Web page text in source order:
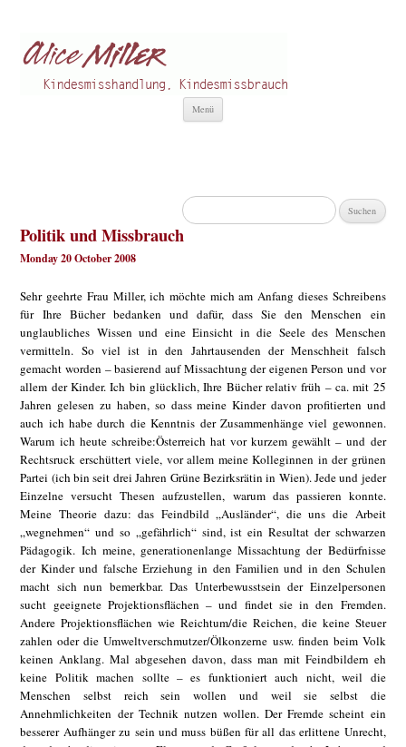
Menü
Suchen
nach:
Politik und Missbrauch
Monday 20 October 2008
Sehr geehrte Frau Miller, ich möchte mich am Anfang dieses Schreibens
für Ihre Bücher bedanken und dafür, dass Sie den Menschen ein
unglaubliches Wissen und eine Einsicht in die Seele des Menschen
vermitteln. So viel ist in den Jahrtausenden der Menschheit falsch
gemacht worden – basierend auf Missachtung der eigenen Person und vor
allem der Kinder. Ich bin glücklich, Ihre Bücher relativ früh – ca. mit 25
Jahren gelesen zu haben, so dass meine Kinder davon profitierten und
auch ich habe durch die Kenntnis der Zusammenhänge viel gewonnen.
Warum ich heute schreibe:Österreich hat vor kurzem gewählt – und der
Rechtsruck erschüttert viele, vor allem meine Kolleginnen in der grünen
Partei (ich bin seit drei Jahren Grüne Bezirksrätin in Wien). Jede und jeder
Einzelne versucht Thesen aufzustellen, warum das passieren konnte.
Meine Theorie dazu: das Feindbild „Ausländer“, die uns die Arbeit
„wegnehmen“ und so „gefährlich“ sind, ist ein Resultat der schwarzen
Pädagogik. Ich meine, generationenlange Missachtung der Bedürfnisse
der Kinder und falsche Erziehung in den Familien und in den Schulen
macht sich nun bemerkbar. Das Unterbewusstsein der Einzelpersonen
sucht geeignete Projektionsflächen – und findet sie in den Fremden.
Andere Projektionsflächen wie Reichtum/die Reichen, die keine Steuer
zahlen oder die Umweltverschmutzer/Ölkonzerne usw. finden beim Volk
keinen Anklang. Mal abgesehen davon, dass man mit Feindbildern eh
keine Politik machen sollte – es funktioniert auch nicht, weil die
Menschen selbst reich sein wollen und weil sie selbst die
Annehmlichkeiten der Technik nutzen wollen. Der Fremde scheint ein
besserer Aufhänger zu sein und muss büßen für all das erlittene Unrecht,